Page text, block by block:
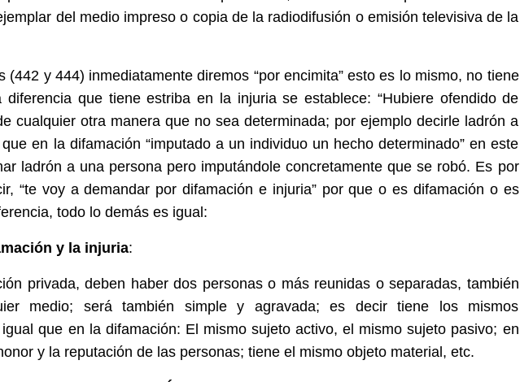
del medio impreso o copia de la radiodifusión o emisión televisiva de la
(442 y 444) inmediatamente diremos “por encimita” esto es lo mismo, no tiene
diferencia que tiene estriba en la injuria se establece: “Hubiere ofendido de
cualquier otra manera que no sea determinada; por ejemplo decirle ladrón a
en la difamación “imputado a un individuo un hecho determinado” en este
ladrón a una persona pero imputándole concretamente que se robó. Es por
“te voy a demandar por difamación e injuria” por que o es difamación o es
todo lo demás es igual:
y la injuria:
privada, deben haber dos personas o más reunidas o separadas, también
medio; será también simple y agravada; es decir tiene los mismos
que en la difamación: El mismo sujeto activo, el mismo sujeto pasivo; en
y la reputación de las personas; tiene el mismo objeto material, etc.